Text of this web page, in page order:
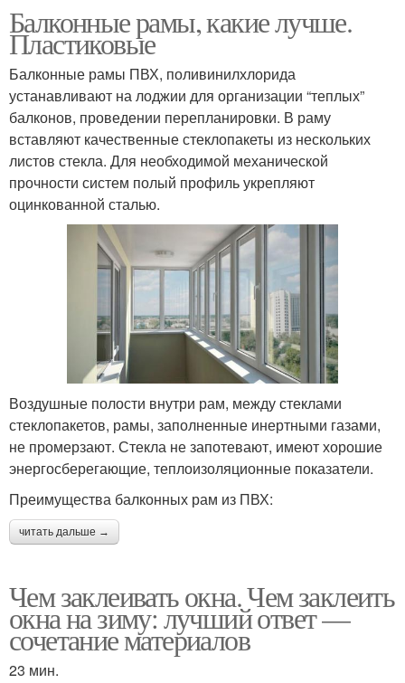
Балконные рамы, какие лучше.
Пластиковые
Балконные рамы ПВХ, поливинилхлорида
устанавливают на лоджии для организации “теплых”
балконов, проведении перепланировки. В раму
вставляют качественные стеклопакеты из нескольких
листов стекла. Для необходимой механической
прочности систем полый профиль укрепляют
оцинкованной сталью.
Воздушные полости внутри рам, между стеклами
стеклопакетов, рамы, заполненные инертными газами,
не промерзают. Стекла не запотевают, имеют хорошие
энергосберегающие, теплоизоляционные показатели.
Преимущества балконных рам из ПВХ:
читать дальше →
Чем заклеивать окна. Чем заклеить
окна на зиму: лучший ответ —
сочетание материалов
23 мин.